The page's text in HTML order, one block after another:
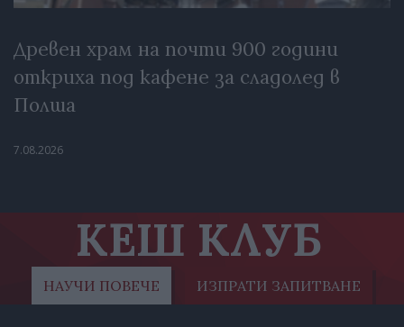
Древен храм на почти 900 години
откриха под кафене за сладолед в
Полша
7.08.2026
КЕШ КЛУБ
НАУЧИ ПОВЕЧЕ ИЗПРАТИ ЗАПИТВАНЕ